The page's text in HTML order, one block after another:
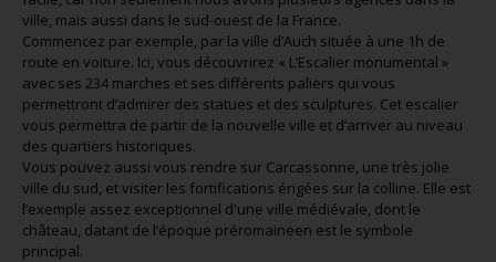
ville, mais aussi dans le sud-ouest de la France.
Commencez par exemple, par la ville d’Auch située à une 1h de
route en voiture. Ici, vous découvrirez « L’Escalier monumental »
avec ses 234 marches et ses différents paliers qui vous
permettront d’admirer des statues et des sculptures. Cet escalier
vous permettra de partir de la nouvelle ville et d’arriver au niveau
des quartiers historiques.
Vous pouvez aussi vous rendre sur Carcassonne, une très jolie
ville du sud, et visiter les fortifications érigées sur la colline. Elle est
l’exemple assez exceptionnel d'une ville médiévale, dont le
château, datant de l’époque préromaineen est le symbole
principal.